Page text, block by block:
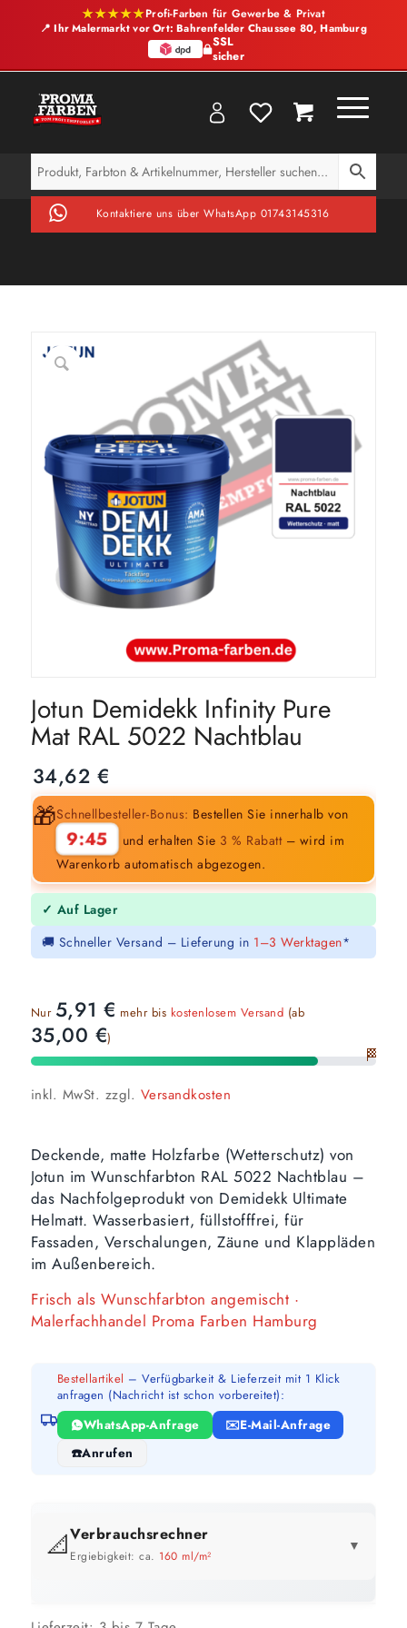
★★★★★Profi-Farben für Gewerbe & Privat
📍 Ihr Malermarkt vor Ort: Bahrenfelder Chaussee 80, Hamburg
SSL
sicher
Kontaktiere uns über WhatsApp 01743145316
Jotun Demidekk Infinity Pure
Mat RAL 5022 Nachtblau
34,62 €
🎁Schnellbesteller-Bonus: Bestellen Sie innerhalb von
9:44 und erhalten Sie 3 % Rabatt– wird im
Warenkorb automatisch abgezogen.
✓ Auf Lager
🚚 Schneller Versand – Lieferung in 1–3 Werktagen*
Nur 5,91€ mehr bis kostenlosem Versand (ab
35,00 €)
🏁
inkl. MwSt. zzgl. Versandkosten
Deckende, matte Holzfarbe (Wetterschutz) von
Jotun im Wunschfarbton RAL 5022 Nachtblau –
das Nachfolgeprodukt von Demidekk Ultimate
Helmatt. Wasserbasiert, füllstofffrei, für
Fassaden, Verschalungen, Zäune und Klappläden
im Außenbereich.
Frisch als Wunschfarbton angemischt ·
Malerfachhandel Proma Farben Hamburg
Bestellartikel – Verfügbarkeit & Lieferzeit mit 1 Klick
anfragen (Nachricht ist schon vorbereitet):
WhatsApp-Anfrage
E-Mail-Anfrage
Anrufen
📐Verbrauchsrechner
Ergiebigkeit: ca. 160 ml/m²
▼